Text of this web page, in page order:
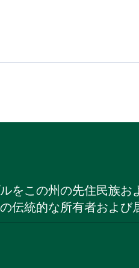
をこの州の先住民族お
伝統的な所有者および